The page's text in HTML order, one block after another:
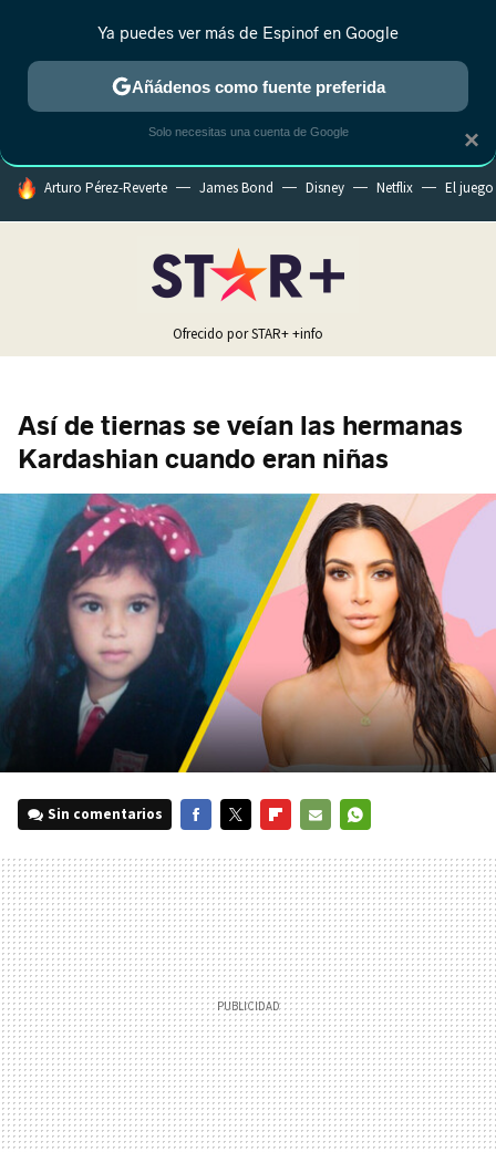
ESTRENOS REALITY ANIME RANKINGS CINE
HOY SE HABLA DE
Arturo Pérez-Reverte James Bond Disney Netflix El
Ofrecido por STAR++info
Así de tiernas se veían las hermanas
Kardashian cuando eran niñas
Sin comentarios
MAIL
×
Ya puedes ver más de Espinof en Google
Añádenos como fuente preferida
Solo necesitas una cuenta de Google